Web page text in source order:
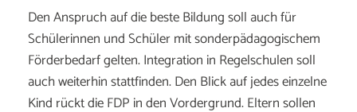
Den Anspruch auf die beste Bildung soll auch für
Schülerinnen und Schüler mit sonderpädagogischem
Förderbedarf gelten. Integration in Regelschulen soll
auch weiterhin stattfinden. Den Blick auf jedes einzelne
Kind rückt die FDP in den Vordergrund. Eltern sollen